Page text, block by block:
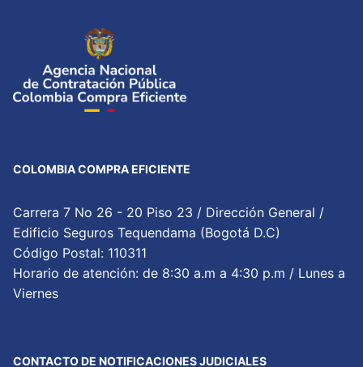
COLOMBIA COMPRA EFICIENTE
Carrera 7 No 26 - 20 Piso 23 / Dirección General /
Edificio Seguros Tequendama (Bogotá D.C)
Código Postal: 110311
Horario de atención: de 8:30 a.m a 4:30 p.m / Lunes a
Viernes
CONTACTO DE NOTIFICACIONES JUDICIALES